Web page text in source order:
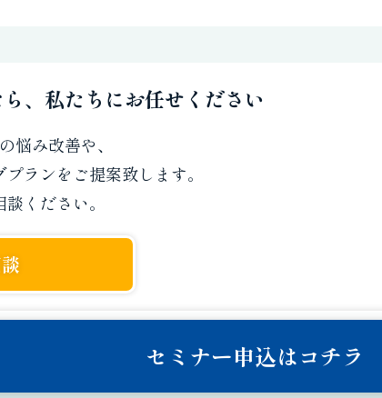
、私たちにお任せください
悩み改善や、
ランをご提案致します。
ください。
セミナー申込はコチラ
rights reserved.